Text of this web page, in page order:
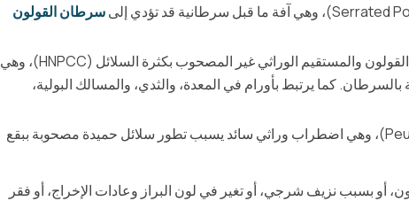
سرطان القولون
متلازمة لينش (Lynch Syndrome) أو سرطان القولون والمستقيم الوراثي غير المصحوب بكثرة السلائل (HNPCC)، وهي
كما يرتبط بأورام في المعدة، والثدي، والمسالك البولية،
متلازمة بوتز-جيغرز (Peutz-Jeghers Syndrome)، وهي اضطراب وراثي سائد يسبب تطور سلائل حميدة مصحوبة ببقع
أو بسبب نزيف شرجي، أو تغير في لون البراز وعادات الإخراج، أو فقر